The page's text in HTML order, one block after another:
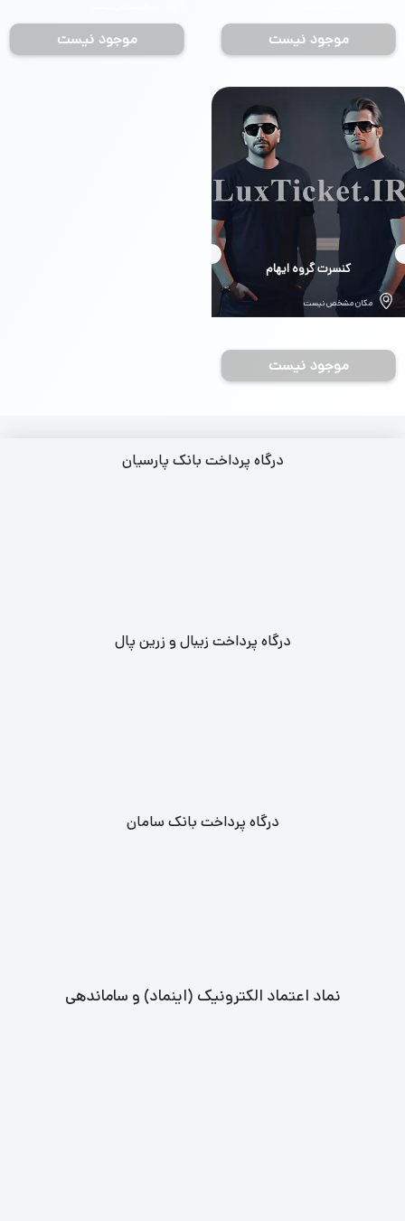
موجود نیست موجود نیست
بلیط
کنسرت گروه ایهام
مکان مشخص نیست
موجود نیست
درگاه پرداخت بانک پارسیان
درگاه پرداخت زیبال و زرین پال
درگاه پرداخت بانک سامان
نماد اعتماد الکترونیک (اینماد) و ساماندهی